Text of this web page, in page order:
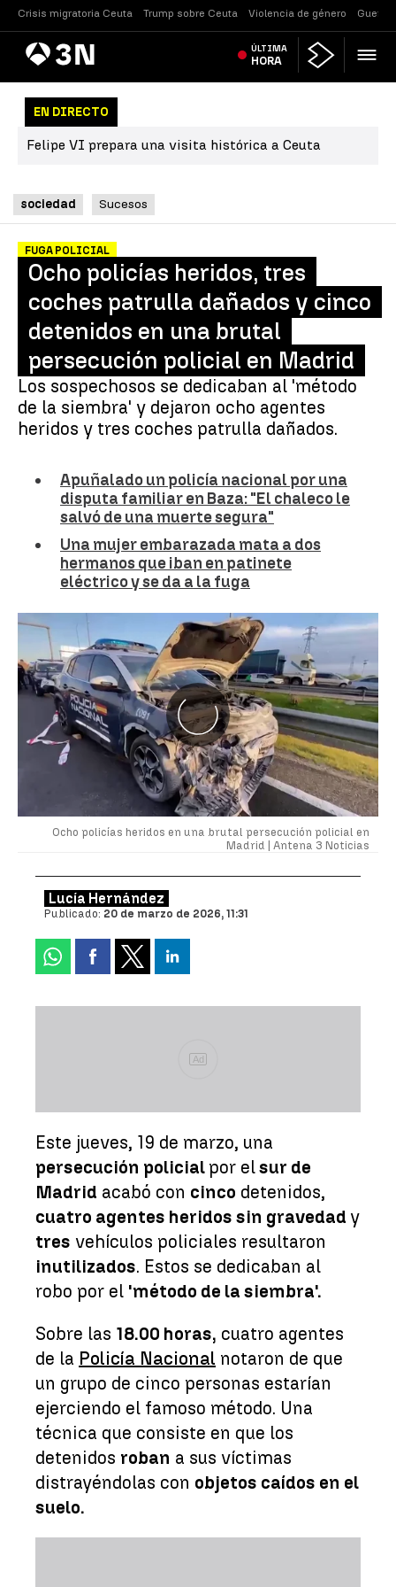
Crisis migratoria Ceuta Trump sobre Ceuta Violencia de género Guerra
AntenaNoticias ÚLTIMA
HORA
EN DIRECTO
Felipe VI prepara una visita histórica a Ceuta
sociedad Sucesos
FUGA POLICIAL
Ocho policías heridos, tres
coches patrulla dañados y cinco
detenidos en una brutal
persecución policial en Madrid
Los sospechosos se dedicaban al 'método
de la siembra' y dejaron ocho agentes
heridos y tres coches patrulla dañados.
Apuñalado un policía nacional por una
disputa familiar en Baza: "El chaleco le
salvó de una muerte segura"
Una mujer embarazada mata a dos
hermanos que iban en patinete
eléctrico y se da a la fuga
Ocho policías heridos en una brutal persecución policial en
Madrid | Antena 3 Noticias
Lucía Hernández
Publicado: 20 de marzo de 2026, 11:31
Ad
Este jueves, 19 de marzo, una
persecución policial por elsur de
Madrid acabó con cinco detenidos,
cuatro agentes heridos sin gravedad y
tres vehículos policiales resultaron
inutilizados. Estos se dedicaban al
robo por el 'método de la siembra'.
Sobre las 18.00 horas, cuatro agentes
de la Policía Nacional notaron de que
un grupo de cinco personas estarían
ejerciendo el famoso método. Una
técnica que consiste en que los
detenidos roban a sus víctimas
distrayéndolas con objetos caídos en el
suelo.